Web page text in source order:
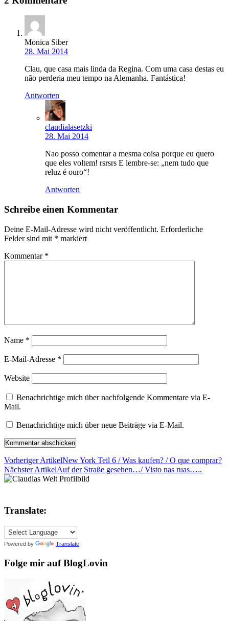
Monica Siber
28. Mai 2014
Clau, que casa mais linda da Regina. Com uma casa destas eu
não perderia meu tempo na Alemanha. Fantástica!
Antworten
claudialasetzki
28. Mai 2014
Nao posso comentar a mesma coisa porque eu quero
que eles voltem! rsrsrs E lembre-se: „nem tudo que
reluz é ouro“!
Antworten
Schreibe einen Kommentar
Deine E-Mail-Adresse wird nicht veröffentlicht. Erforderliche
Felder sind mit * markiert
Kommentar *
Name *
E-Mail-Adresse *
Website
Benachrichtige mich über nachfolgende Kommentare via E-
Mail.
Benachrichtige mich über neue Beiträge via E-Mail.
Vorheriger ArtikelNew York Teil 6 / Was kaufen? / O que comprar?
Nächster ArtikelAuf der Straße gesehen…/ Visto nas ruas…..
Translate:
Powered by Translate
Folge mir auf BlogLovin